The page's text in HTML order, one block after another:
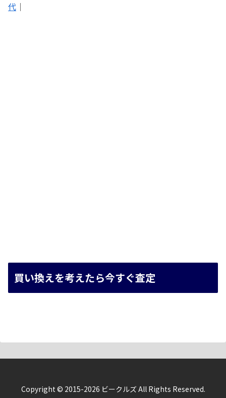
代 ｜
買い換えを考えたら今すぐ査定
Copyright © 2015-2026 ビークルズ All Rights Reserved.